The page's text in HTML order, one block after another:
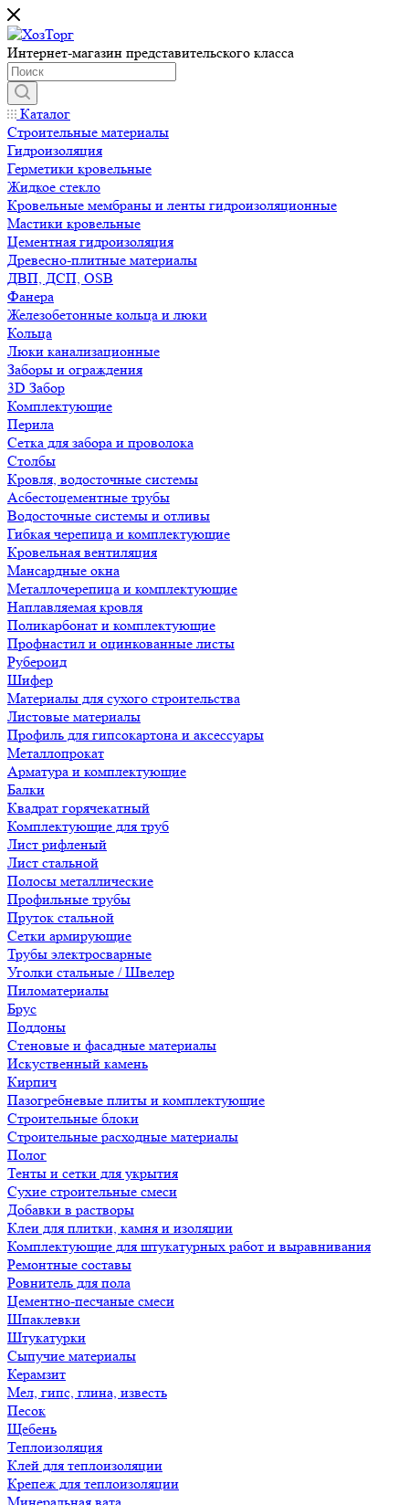
Интернет-магазин представительского класса
Каталог
Строительные материалы
Гидроизоляция
Герметики кровельные
Жидкое стекло
Кровельные мембраны и ленты гидроизоляционные
Мастики кровельные
Цементная гидроизоляция
Древесно-плитные материалы
ДВП, ДСП, OSB
Фанера
Железобетонные кольца и люки
Кольца
Люки канализационные
Заборы и ограждения
3D Забор
Комплектующие
Перила
Сетка для забора и проволока
Столбы
Кровля, водосточные системы
Асбестоцементные трубы
Водосточные системы и отливы
Гибкая черепица и комплектующие
Кровельная вентиляция
Мансардные окна
Металлочерепица и комплектующие
Наплавляемая кровля
Поликарбонат и комплектующие
Профнастил и оцинкованные листы
Рубероид
Шифер
Материалы для сухого строительства
Листовые материалы
Профиль для гипсокартона и аксессуары
Металлопрокат
Арматура и комплектующие
Балки
Квадрат горячекатный
Комплектующие для труб
Лист рифленый
Лист стальной
Полосы металлические
Профильные трубы
Пруток стальной
Сетки армирующие
Трубы электросварные
Уголки стальные / Швелер
Пиломатериалы
Брус
Поддоны
Стеновые и фасадные материалы
Искуственный камень
Кирпич
Пазогребневые плиты и комплектующие
Строительные блоки
Строительные расходные материалы
Полог
Тенты и сетки для укрытия
Сухие строительные смеси
Добавки в растворы
Клеи для плитки, камня и изоляции
Комплектующие для штукатурных работ и выравнивания
Ремонтные составы
Ровнитель для пола
Цементно-песчаные смеси
Шпаклевки
Штукатурки
Сыпучие материалы
Керамзит
Мел, гипс, глина, известь
Песок
Щебень
Теплоизоляция
Клей для теплоизоляции
Крепеж для теплоизоляции